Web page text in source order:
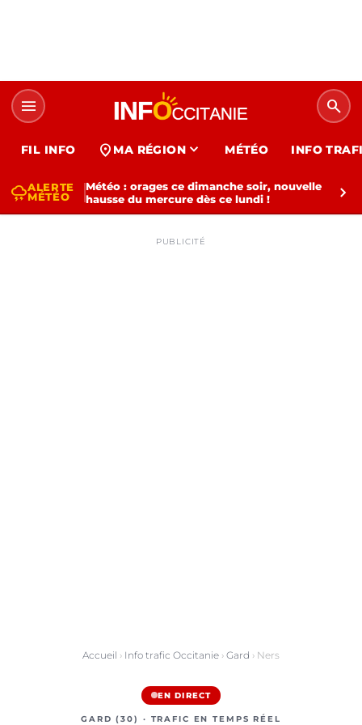
menu search
FIL INFO location_on MA RÉGION expand_more MÉTÉO INFO
thunderstormALERTE
MÉTÉO
Météo : orages ce dimanche soir, nouvelle
hausse du mercure dès ce lundi !
chevron_right
PUBLICITÉ
Accueil › Info trafic Occitanie › Gard › Ners
EN DIRECT
GARD (30) · TRAFIC EN TEMPS RÉEL